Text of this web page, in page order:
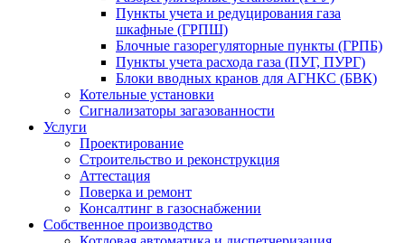
Пункты учета и редуцирования газа
шкафные (ГРПШ)
Блочные газорегуляторные пункты (ГРПБ)
Пункты учета расхода газа (ПУГ, ПУРГ)
Блоки вводных кранов для АГНКС (БВК)
Котельные установки
Сигнализаторы загазованности
Услуги
Проектирование
Строительство и реконструкция
Аттестация
Поверка и ремонт
Консалтинг в газоснабжении
Собственное производство